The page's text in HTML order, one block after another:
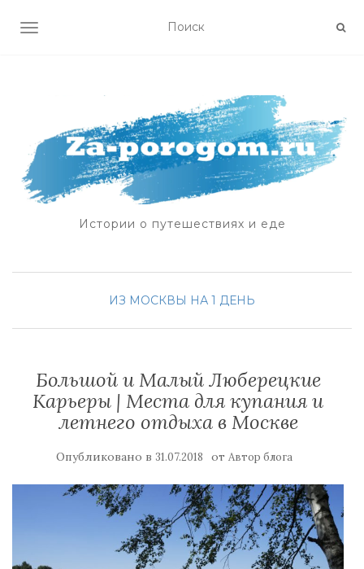
ПОКАЗАТЬ/СКРЫТЬ НАВИГАЦИЮ
Истории о путешествиях и еде
ИЗ МОСКВЫ НА 1 ДЕНЬ
Большой и Малый Люберецкие
Карьеры | Места для купания и
летнего отдыха в Москве
Опубликовано в 31.07.2018 от Автор блога